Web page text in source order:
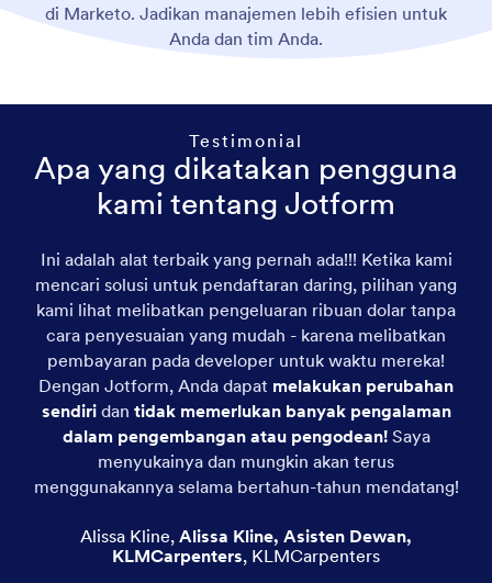
di Marketo. Jadikan manajemen lebih efisien untuk
Anda dan tim Anda.
Testimonial
Apa yang dikatakan pengguna
kami tentang Jotform
Ini adalah alat terbaik yang pernah ada!!! Ketika kami
mencari solusi untuk pendaftaran daring, pilihan yang
kami lihat melibatkan pengeluaran ribuan dolar tanpa
cara penyesuaian yang mudah - karena melibatkan
pembayaran pada developer untuk waktu mereka!
Dengan Jotform, Anda dapat melakukan perubahan
sendiridan tidak memerlukan banyak pengalaman
dalam pengembangan atau pengodean!Saya
menyukainya dan mungkin akan terus
menggunakannya selama bertahun-tahun mendatang!
Alissa Kline, Alissa Kline, Asisten Dewan,
KLMCarpenters, KLMCarpenters